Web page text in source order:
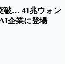
破… 41兆ウォン
企業に登場